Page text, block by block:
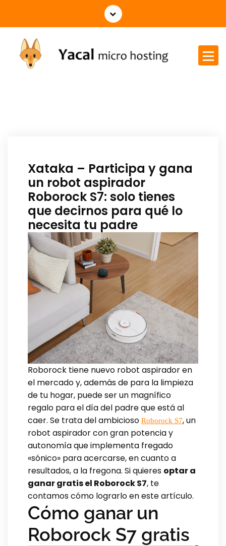
Xataka – Participa y gana
un robot aspirador
Roborock S7: solo tienes
que decirnos para qué lo
necesita tu padre
Roborock tiene nuevo robot aspirador en
el mercado y, además de para la limpieza
de tu hogar, puede ser un magnífico
regalo para el día del padre que está al
caer. Se trata del ambicioso Roborock S7, un
robot aspirador con gran potencia y
autonomía que implementa fregado
«sónico» para acercarse, en cuanto a
resultados, a la fregona. Si quieres optar a
ganar gratis el Roborock S7, te
contamos cómo lograrlo en este artículo.
Cómo ganar un
Roborock S7 gratis